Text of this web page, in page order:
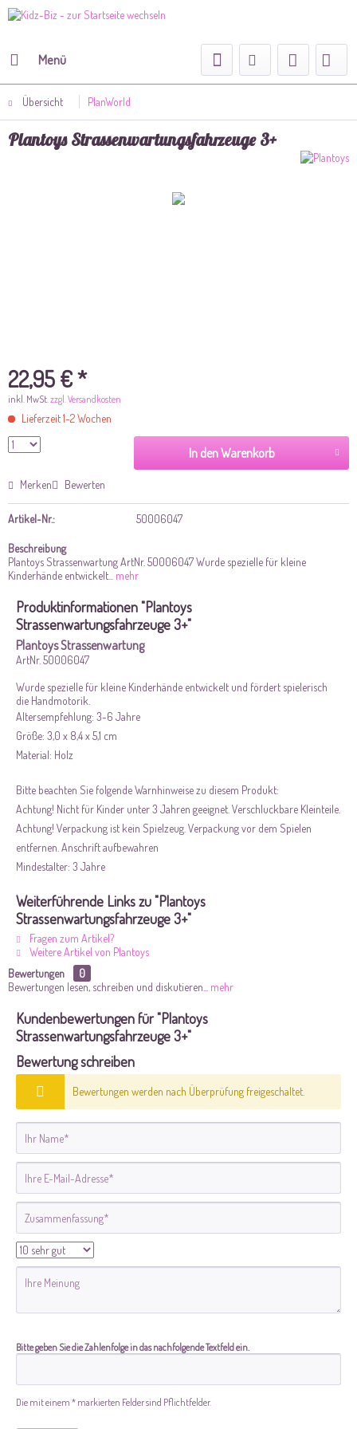
Menü
Übersicht PlanWorld
Plantoys Strassenwartungsfahrzeuge 3+
22,95 € *
inkl. MwSt.zzgl. Versandkosten
Lieferzeit 1-2 Wochen
In den Warenkorb
Merken Bewerten
Artikel-Nr.: 50006047
Beschreibung
Plantoys Strassenwartung ArtNr. 50006047 Wurde spezielle für kleine
Kinderhände entwickelt... mehr
Produktinformationen "Plantoys
Strassenwartungsfahrzeuge 3+"
Plantoys Strassenwartung
ArtNr. 50006047
Wurde spezielle für kleine Kinderhände entwickelt und fördert spielerisch
die Handmotorik.
Altersempfehlung: 3-6 Jahre
Größe: 3,0 x 8,4 x 5,1 cm
Material: Holz
Bitte beachten Sie folgende Warnhinweise zu diesem Produkt:
Achtung! Nicht für Kinder unter 3 Jahren geeignet. Verschluckbare Kleinteile.
Achtung! Verpackung ist kein Spielzeug. Verpackung vor dem Spielen
entfernen. Anschrift aufbewahren
Mindestalter: 3 Jahre
Weiterführende Links zu "Plantoys
Strassenwartungsfahrzeuge 3+"
Fragen zum Artikel?
Weitere Artikel von Plantoys
Bewertungen
0
Bewertungen lesen, schreiben und diskutieren...
mehr
Kundenbewertungen für "Plantoys
Strassenwartungsfahrzeuge 3+"
Bewertung schreiben
Bewertungen werden nach Überprüfung freigeschaltet.
Bitte geben Sie die Zahlenfolge in das nachfolgende Textfeld ein.
Die mit einem * markierten Felder sind Pflichtfelder.